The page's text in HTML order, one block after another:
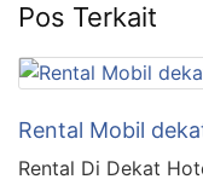
Pos Terkait
Rental Mobil
Rental Di Dekat